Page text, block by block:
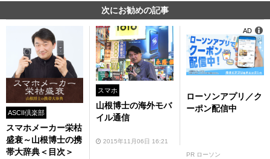
次にお勧めの記事
ASCII倶楽部
スマホメーカー栄枯
盛衰～山根博士の携
帯大辞典＜目次＞
スマホ
山根博士の海外モバ
イル通信
2015年11月06日 16:21
ローソンアプリ／ク
ーポン配信中
PR ローソン
AD